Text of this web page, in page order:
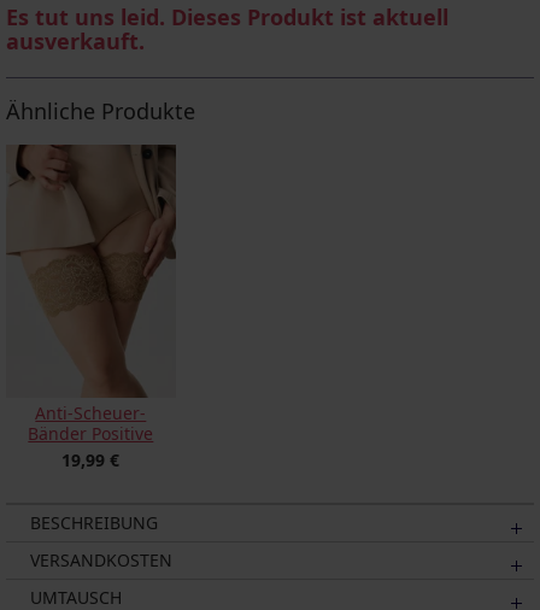
Es tut uns leid. Dieses Produkt ist aktuell
ausverkauft.
Ähnliche Produkte
Anti-Scheuer-
Bänder Positive
19,99 €
BESCHREIBUNG
VERSANDKOSTEN
UMTAUSCH